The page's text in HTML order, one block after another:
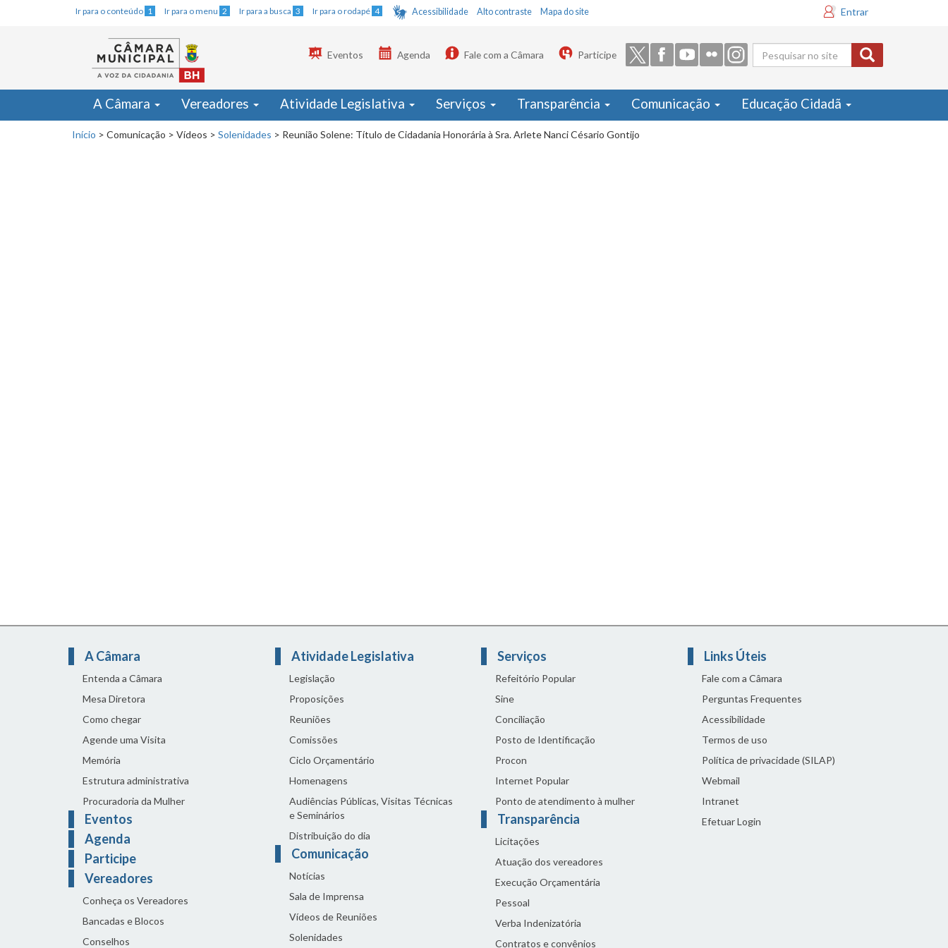
Ir para o conteúdo 1 Ir para o menu 2 Ir para a busca 3 Ir para o rodapé 4 Acessibilidade Alto contraste Mapa do site Entrar
Formulário
de busca
Eventos Agenda Fale com a Câmara Participe
A Câmara Vereadores Atividade Legislativa Serviços Transparência Comunicação Educação Cidadã
Início > Comunicação > Vídeos > Solenidades > Reunião Solene: Título de Cidadania Honorária à Sra. Arlete Nanci Césario Gontijo
A Câmara
Entenda a Câmara
Mesa Diretora
Como chegar
Agende uma Visita
Memória
Estrutura administrativa
Procuradoria da Mulher
Eventos
Agenda
Participe
Vereadores
Conheça os Vereadores
Bancadas e Blocos
Conselhos
Atividade Legislativa
Legislação
Proposições
Reuniões
Comissões
Ciclo Orçamentário
Homenagens
Audiências Públicas, Visitas Técnicas
e Seminários
Distribuição do dia
Comunicação
Notícias
Sala de Imprensa
Vídeos de Reuniões
Solenidades
Serviços
Refeitório Popular
Sine
Conciliação
Posto de Identificação
Procon
Internet Popular
Ponto de atendimento à mulher
Transparência
Licitações
Atuação dos vereadores
Execução Orçamentária
Pessoal
Verba Indenizatória
Contratos e convênios
Links Úteis
Fale com a Câmara
Perguntas Frequentes
Acessibilidade
Termos de uso
Política de privacidade (SILAP)
Webmail
Intranet
Efetuar Login